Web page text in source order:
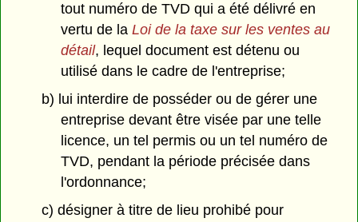
tout numéro de TVD qui a été délivré en
vertu de laLoi de la taxe sur les ventes au
détail, lequel document est détenu ou
utilisé dans le cadre de l'entreprise;
b) lui interdire de posséder ou de gérer une
entreprise devant être visée par une telle
licence, un tel permis ou un tel numéro de
TVD, pendant la période précisée dans
l'ordonnance;
c) désigner à titre de lieu prohibé pour